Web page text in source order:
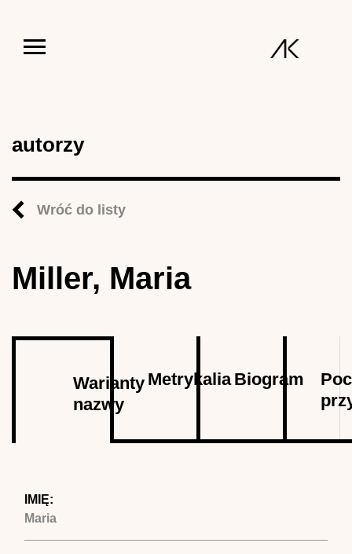
autorzy
Wróć do listy
Miller, Maria
Warianty
nazwy
karta)
MetrykaliaBiogram
IMIĘ:
Maria